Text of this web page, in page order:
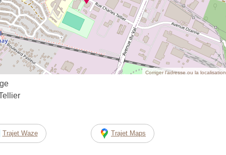
Corriger l’adresse ou la localisation
Trajet Waze Trajet Maps